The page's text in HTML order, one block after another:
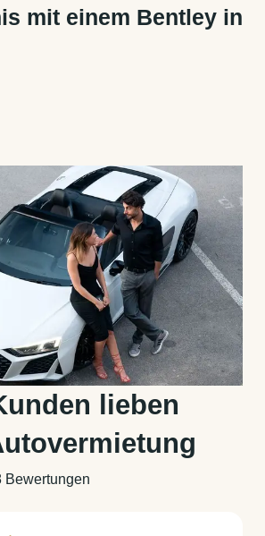
mit einem Bentley in
lieben
Bewertungen